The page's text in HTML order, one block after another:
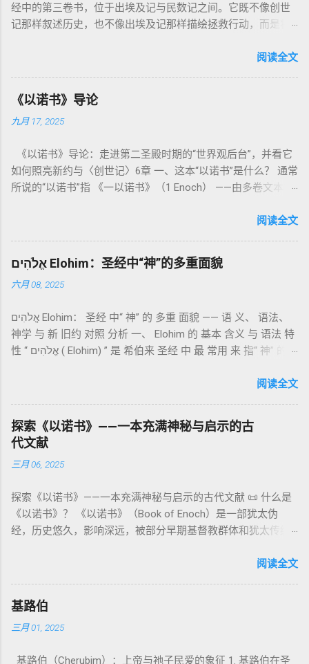
经中的第三卷书，位于出埃及记与民数记之间。它既不像创世
记那样叙述历史，也不像出埃及记那样描绘拯救行动，而是将
内容看似仪式化，《利未记》却揭示了 神的临在如何规范人类
为我耶和华你们的神是圣洁的。”（利未记19:2） 这节经文构成
整卷书的中心神学。希伯来文“קָדוֹשׁ”（kadosh）不仅意味着道
德上的圣洁，更意味着“分别出来”、“归属于神”。 《利未记》教
中活出“圣洁”。圣洁不仅是内心态度，更是生活方式。 二、献
祭制度：与神相交的通道 前七章详细描述五种祭： 燔祭
（olah）：全然献上，象征奉献与赎罪； 素祭 （minchah）：
团契的象征； 赎罪祭 （chatat）：针对无意之罪的遮盖； 赎愆
祭 （asham）：针对特定罪行的赔偿与赎回。 这些制度不是单
纯宗教仪式，而是 神提供给罪人恢复关系的方式 。 希伯来文
祂的子民得洁净并维系同在。 三、祭司制度与敬拜秩序 亚伦与
记》强调他们的洁净、服饰、行为都必须与神的圣洁相称。 祭
司是 圣所的看守者、律法的教导者与百姓的代求者 。他们的失
败（如拿答与亚比户擅献凡火）立刻带来神的审判（利10
限 第11–15章讲述关于食物、疾病（如大麻风）、体液等“洁净
与不洁”的律例。其目的不是为了迷信或隔离，而是建立 圣洁与
秩序感 ，帮助以色列人活在神的同在中。 “洁净”不是等同于“无
罪”，而是不妨碍与神交往的状态。圣所是神居住之地，进入必
16章描述每年一次的“赎罪日”（Yom Kippur），大祭司进入至
圣所，用血为圣所与百姓遮罪。 这是整卷《利未记》的神学中
心： 神愿意居住在人中间； 罪必须被遮盖才能维持这同在；
神主动提供遮罪之道（两个祭牲，特别是“为耶和华”的与“归于
亚撒泻勒”的）。 这预表...
阅读全文
《以诺书》导论
九月 17, 2025
《以诺书》导论：走进第二圣殿时期的“世界观后台”，并看它
如何照亮新约与〈创世记〉6章 一、这本“以诺书”是什么？ 通常
所说的“以诺书”指 《一以诺书》（1 Enoch） ——由多卷文本构
世纪），虽不在犹太/基督教主流正典之内（ 埃塞俄比亚正教
吉兹语（埃塞俄比亚语） 保存， 死海古卷 出土了多份 阿拉姆
语 残卷，另有 希腊文 片段，显示其广泛流传。 《一以诺书》
大体由五部分组成（作者与年代各异）： 《守望者之书》（1–
通婚、巨人（尼非利人）的出现，以及神对其囚禁与审判。
《比喻/相似喻之书》（37–71） ：频繁出现“ 那位人子/拣选
者/义者 ”，刻画末世审判与王权。 《天文之书》（72–82） ：
：以异象回顾以色列史并预示末世。 《以诺书信》（91–108）
：智慧训诫、“祸哉”、义人与恶人的结局等。 提示：另有《二
以诺书》（斯拉夫文）与《三以诺书》（希伯来文），属更晚
期以诺传统，不等同于《一以诺书》。 二、为什么重要？——
它是新约作者与读者共享的“语境词典” 1）新约中的直接/间接
呼应 犹大书14–15 几乎逐字引 1 Enoch 1:9（“主带着千万圣者
的“深渊囚禁”叙事共振。 彼后2:4 用“ 他他路斯 （Tartarus）”指
天使囚禁之所，贴近以诺传统语境。 福音书/启示录 中的“ 人子
来临与天使同来、坐在荣耀宝座审判列国 ”（太24–25；启1、
观 ：以诺将“巨人之灵”为游行污灵的渊源学解释，补给了新约
驱魔叙事背后的“灵界词库”（可1、路8；亦参弗6:12“执政掌
权”）。 阴间与审判意象 ：Sheol 的分区、册卷与火刑等图像，
：以诺传统对压迫者的“祸哉”，与 雅各书 对不义富者的警告
（雅5）形成呼应。 ...
阅读全文
אֱלֹהִים Elohim：圣经中“神”的多重面貌
六月 08, 2025
אֱלֹהִים Elohim： 圣经 中“ 神” 的 多重 面貌 —— 语 义、 语法、
神学 与 新 旧约 对照 分析 一、 Elohim 的 基本 含义 与 语法 特
性 “ אֱלֹהִים ( Elohim) ” 是 希伯来 圣经 中 最 常用 来 指“ 神” 的
者”。 ✦ 语法 现象： Elohim 是 一个 复数 形式 （“- im” 后
世 记 1: 1）； 在 其他 语 境 中也 可 用于 复数 意义， 如 指 多
神、 属 灵 存在、 审判 官 等； 因此， 需 借助 上下文 判断 语
义 和 神学 定位 。 二、 希伯来 圣经 中 Elohim 的 主要 用法 与
示例 分类 类型 用法 说明 示例 经文 含义 1. 真神 指 以色列 的
所 崇拜 的 神祇 出 20: 3 假 神/ 偶像（ gods） 3. 属 灵 存在
神 的 众 子、 天使、 神圣 议会 成员 诗 82: 1, 申 32: 8– 9
神圣 存在（ divine beings） 4. 法官 被 委托 施行 神 审判者 出
权 代表 受托 执行 神 旨意 的 人（ 如 摩西） 出 7: 1 神 的 代言
人（ divine proxy） 6. 强调 威严 复数 形式 强调 尊贵 超自然 的
显现 撒 上 28: 13 灵界 显现 或 尊称（ majestic plural） 三、
每一 类 的 代表 经文 解读 1. 真神 的 独 一 性（ 创世 记 1: 1） “
בְּרֵאשִׁית בָּרָא אֱלֹהִים...” “ 起初， 神（ Elohim） 创造 天地。” 尽
阅读全文
探索《以诺书》——一本充满神秘与启示的古
代文献
三月 06, 2025
探索《以诺书》——一本充满神秘与启示的古代文献 📜 什么是
《以诺书》？ 《以诺书》（Book of Enoch）是一部犹太伪
经，历史悠久，影响深远，被部分早期基督教群体和犹太传统
的曾祖父——的名义写成，包含大量关于天使、堕落、审判和弥
行，神将他取去，他就不在世了。” 这一神秘的记载激发了后世
关于以诺与神的关系、天国奥秘的丰富想象。《以诺书》便是
这种想象的结晶。 📖《以诺书》的主要内容 《以诺书》并非一
阅读全文
基路伯
三月 01, 2025
基路伯（Cherubim）：上帝与祂子民爱的象征 1. 基路伯在圣